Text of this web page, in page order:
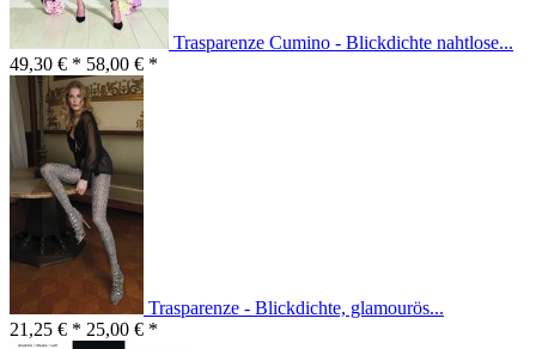
Trasparenze Cumino - Blickdichte nahtlose...
49,30 € * 58,00 € *
Trasparenze - Blickdichte, glamourös...
21,25 € * 25,00 € *